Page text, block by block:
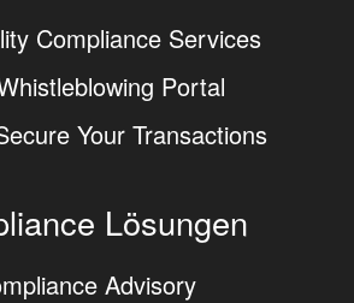
Compliance Services
Portal
Your Transactions
Lösungen
Advisory